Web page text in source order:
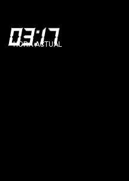
03:17
HORA ACTUAL